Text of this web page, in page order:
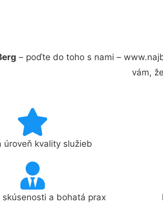
– poďte do toho s nami –
vám,
úroveň kvality služieb
skúsenosti a bohatá prax